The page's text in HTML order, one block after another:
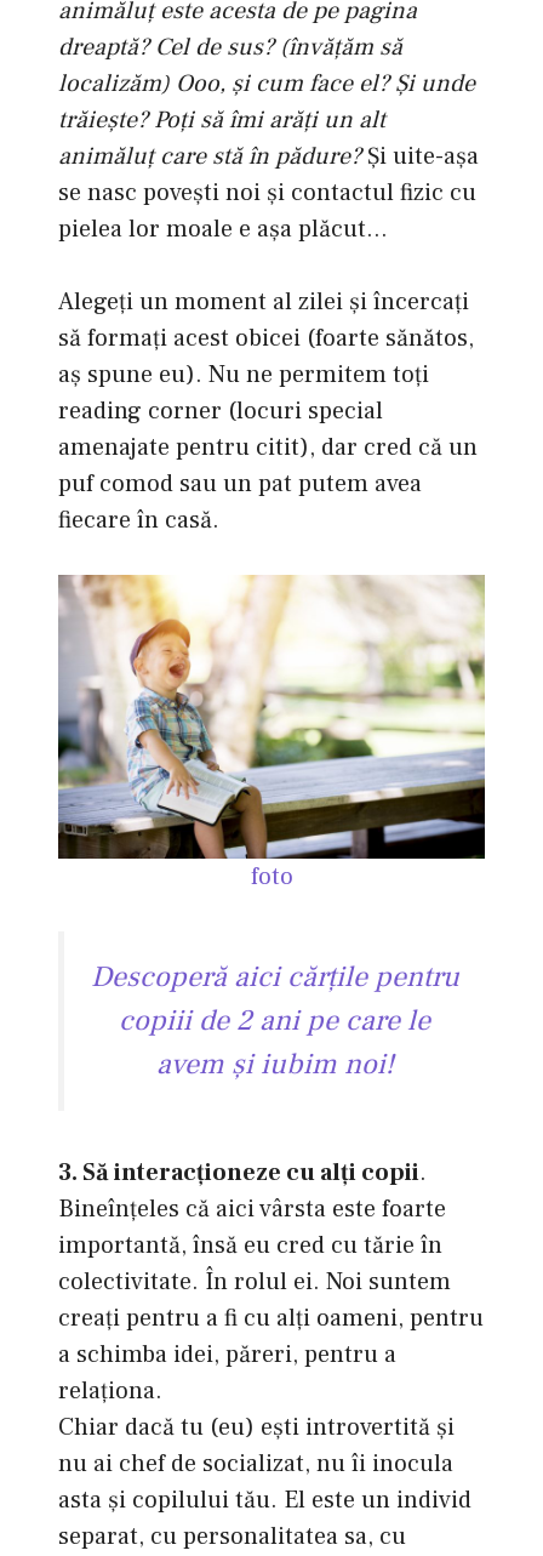
animăluţ este acesta de pe pagina
dreaptă? Cel de sus? (învăţăm să
localizăm) Ooo, şi cum face el? Şi unde
trăieşte? Poţi să îmi arăţi un alt
animăluţ care stă în pădure?Şi uite-aşa
se nasc poveşti noi şi contactul fizic cu
pielea lor moale e aşa plăcut…
Alegeţi un moment al zilei şi încercaţi
să formaţi acest obicei (foarte sănătos,
aş spune eu). Nu ne permitem toţi
reading corner (locuri special
amenajate pentru citit), dar cred că un
puf comod sau un pat putem avea
fiecare în casă.
foto
Descoperă aici cărţile pentru
copiii de 2 ani pe care le
avem şi iubim noi!
3. Să interacţioneze cu alţi copii.
Bineînţeles că aici vârsta este foarte
importantă, însă eu cred cu tărie în
colectivitate. În rolul ei. Noi suntem
creaţi pentru a fi cu alţi oameni, pentru
a schimba idei, păreri, pentru a
relaţiona.
Chiar dacă tu (eu) eşti introvertită şi
nu ai chef de socializat, nu îi inocula
asta şi copilului tău. El este un individ
separat, cu personalitatea sa, cu